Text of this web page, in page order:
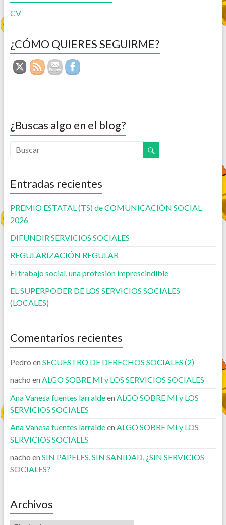
CV
¿CÓMO QUIERES SEGUIRME?
¿Buscas algo en el blog?
Entradas recientes
PREMIO ESTATAL (TS) de COMUNICACIÓN SOCIAL
2026
DIFUNDIR SERVICIOS SOCIALES
REGULARIZACIÓN REGULAR
El trabajo social, una profesión imprescindible
EL SUPERPODER DE LOS SERVICIOS SOCIALES
(LOCALES)
Comentarios recientes
Pedro en SECUESTRO DE DERECHOS SOCIALES (2)
nacho en ALGO SOBRE MI y LOS SERVICIOS SOCIALES
Ana Vanesa fuentes larraldeen ALGO SOBRE MI y LOS
SERVICIOS SOCIALES
Ana Vanesa fuentes larraldeen ALGO SOBRE MI y LOS
SERVICIOS SOCIALES
nacho en SIN PAPELES, SIN SANIDAD, ¿SIN SERVICIOS
SOCIALES?
Archivos